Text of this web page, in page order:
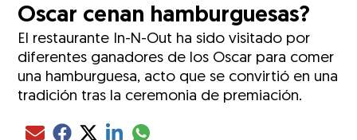
Oscar cenan hamburguesas?
El restaurante In-N-Out ha sido visitado por
diferentes ganadores de los Oscar para comer
una hamburguesa, acto que se convirtió en una
tradición tras la ceremonia de premiación.